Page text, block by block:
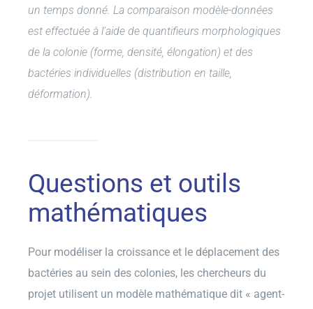
un temps donné. La comparaison modèle-données
est effectuée à l’aide de quantifieurs morphologiques
de la colonie (forme, densité, élongation) et des
bactéries individuelles (distribution en taille,
déformation).
Questions et outils
mathématiques
Pour modéliser la croissance et le déplacement des
bactéries au sein des colonies, les chercheurs du
projet utilisent un modèle mathématique dit « agent-